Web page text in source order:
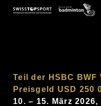
Teil der HSBC
Preisgeld USD 250
10. – 15. März